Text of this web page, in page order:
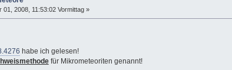
01, 2008, 11:53:02 Vormittag »
habe ich gelesen!
für Mikrometeoriten genannt!